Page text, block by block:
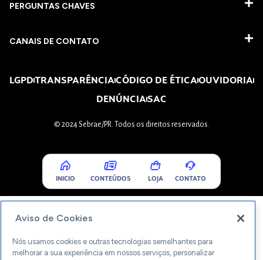
PERGUNTAS CHAVES​
CANAIS DE CONTATO
LGPDTRANSPARÊNCIACÓDIGO DE ÉTICAOUVIDORIA
DENÚNCIASAC
© 2024 Sebrae/PR. Todos os direitos reservados.
INICIO CONTEÚDOS LOJA CONTATO
Aviso de Cookies
Nós usamos cookies e outras tecnologias semelhantes para
melhorar a sua experiência em nossos serviços, personalizar